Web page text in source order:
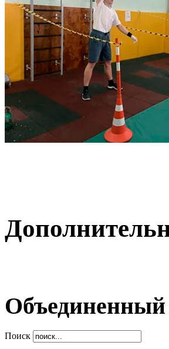
Объединенный
Поиск